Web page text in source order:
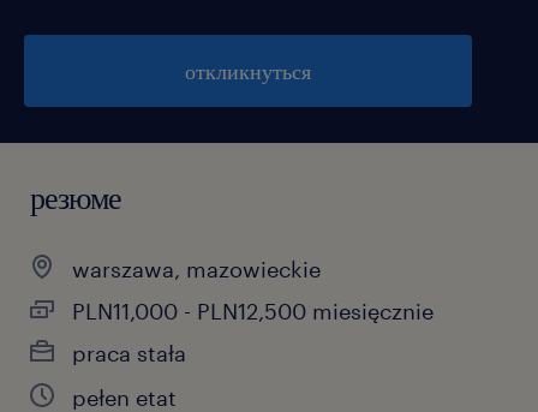
откликнуться
резюме
warszawa, mazowieckie
PLN11,000 - PLN12,500 miesięcznie
praca stała
pełen etat